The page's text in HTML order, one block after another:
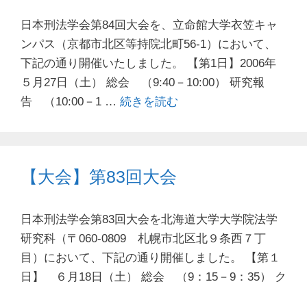
日本刑法学会第84回大会を、立命館大学衣笠キャ
ンパス（京都市北区等持院北町56-1）において、
下記の通り開催いたしました。 【第1日】2006年
５月27日（土） 総会 （9:40－10:00） 研究報
告 （10:00－1 … 続きを読む
【大会】第83回大会
日本刑法学会第83回大会を北海道大学大学院法学
研究科（〒060-0809 札幌市北区北９条西７丁
目）において、下記の通り開催しました。 【第１
日】 ６月18日（土） 総会 （9：15－9：35） ク